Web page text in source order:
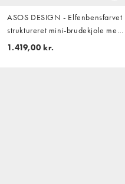
ASOS DESIGN - Elfenbensfarvet
struktureret mini-brudekjole med
peplum-kant
1.419,00 kr.